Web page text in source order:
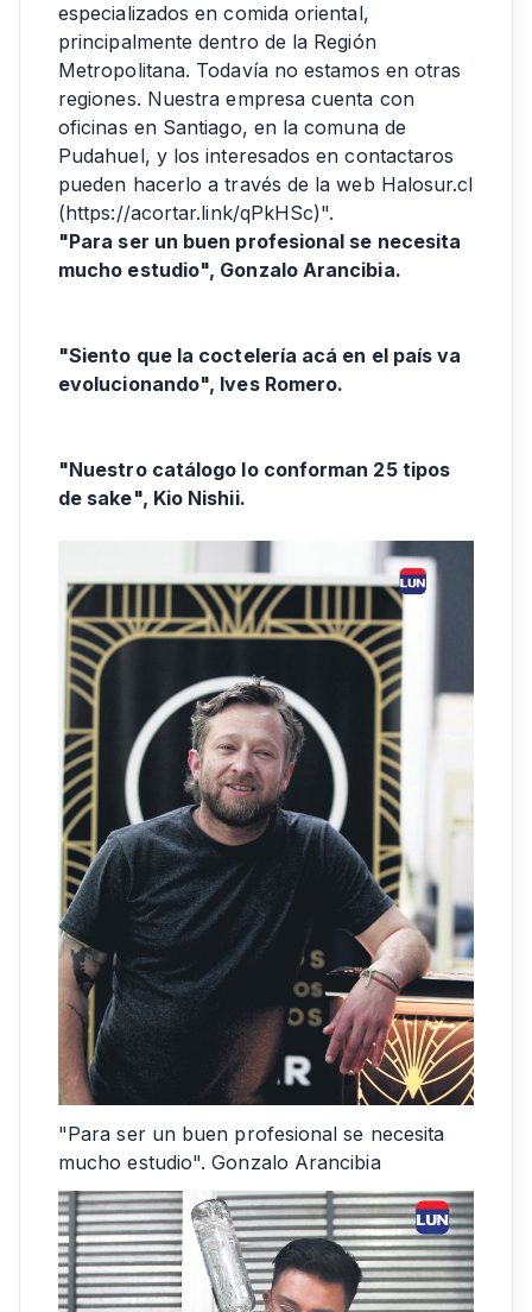
especializados en comida oriental,
principalmente dentro de la Región
Metropolitana. Todavía no estamos en otras
regiones. Nuestra empresa cuenta con
oficinas en Santiago, en la comuna de
Pudahuel, y los interesados en contactaros
pueden hacerlo a través de la web Halosur.cl
(https://acortar.link/qPkHSc)".
"Para ser un buen profesional se necesita
mucho estudio", Gonzalo Arancibia.
"Siento que la coctelería acá en el país va
evolucionando", Ives Romero.
"Nuestro catálogo lo conforman 25 tipos
de sake", Kio Nishii.
"Para ser un buen profesional se necesita
mucho estudio". Gonzalo Arancibia